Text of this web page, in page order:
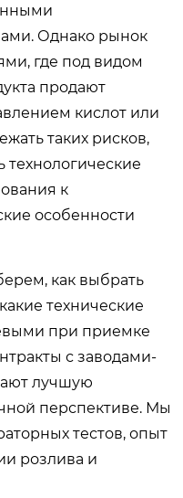
Однако рынок
где под видом
продают
кислот или
таких рисков,
технологические
к
особенности
как выбрать
технические
при приемке
с заводами-
лучшую
перспективе. Мы
тестов, опыт
розлива и